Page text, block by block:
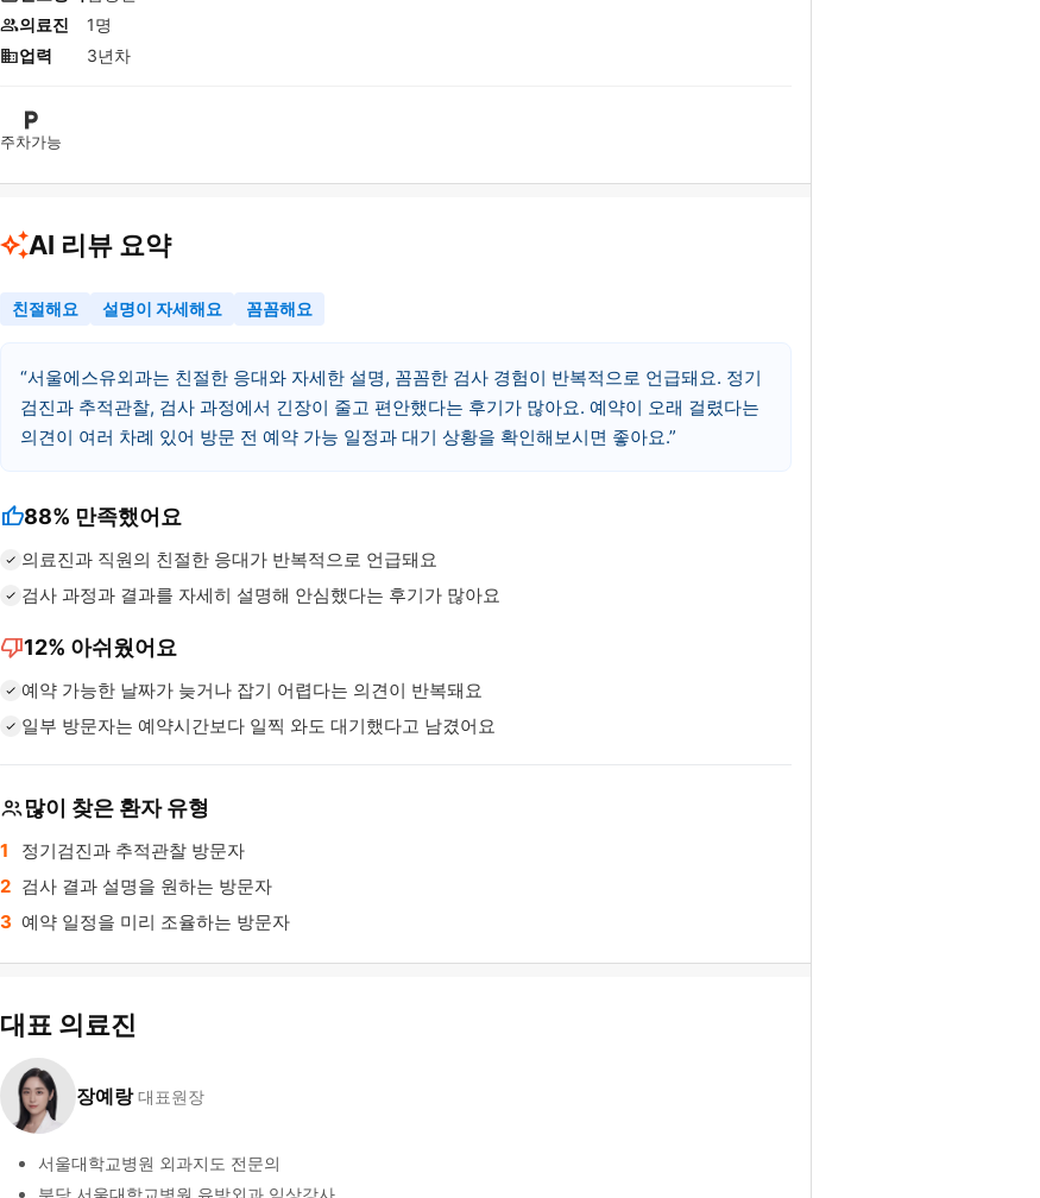
의료진
1명
업력
3년차
주차가능
AI 리뷰 요약
친절해요 설명이 자세해요 꼼꼼해요
서울에스유외과는 친절한 응대와 자세한 설명, 꼼꼼한 검사 경험이 반복적으로 언급돼요. 정기
검진과 추적관찰, 검사 과정에서 긴장이 줄고 편안했다는 후기가 많아요. 예약이 오래 걸렸다는
의견이 여러 차례 있어 방문 전 예약 가능 일정과 대기 상황을 확인해보시면 좋아요.
thumb_up88% 만족했어요
의료진과 직원의 친절한 응대가 반복적으로 언급돼요
검사 과정과 결과를 자세히 설명해 안심했다는 후기가 많아요
thumb_down12% 아쉬웠어요
예약 가능한 날짜가 늦거나 잡기 어렵다는 의견이 반복돼요
일부 방문자는 예약시간보다 일찍 와도 대기했다고 남겼어요
많이 찾은 환자 유형
정기검진과 추적관찰 방문자
검사 결과 설명을 원하는 방문자
예약 일정을 미리 조율하는 방문자
대표 의료진
장예랑 대표원장
서울대학교병원 외과지도 전문의
분당 서울대학교병원 유방외과 임상강사